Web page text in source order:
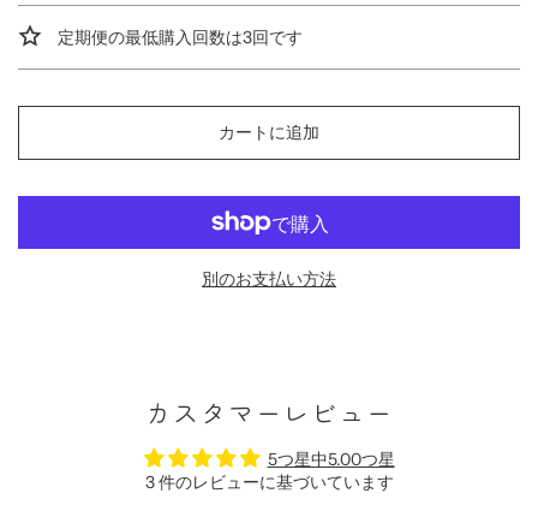
定期便の最低購入回数は3回です
カートに追加
別のお支払い方法
カスタマーレビュー
5つ星中5.00つ星
3 件のレビューに基づいています